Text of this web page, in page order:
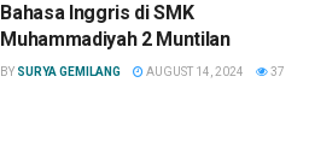
Bahasa Inggris di SMK
Muhammadiyah 2 Muntilan
BY SURYA GEMILANG AUGUST 14, 2024 37